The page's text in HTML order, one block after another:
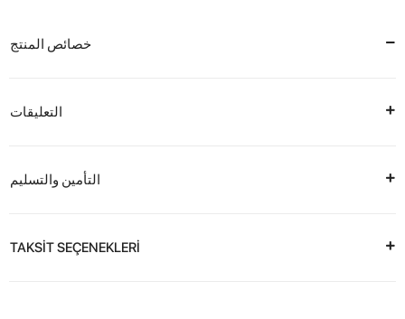
خصائص المنتج
التعليقات
التأمين والتسليم
TAKSİT SEÇENEKLERİ